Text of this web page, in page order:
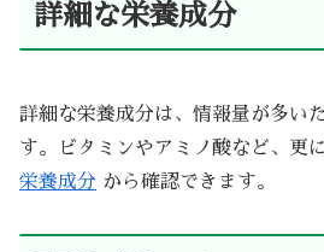
詳細な栄養成分
詳細な栄養成分は、情報量が多い
す。ビタミンやアミノ酸など、更
栄養成分 から確認できます。